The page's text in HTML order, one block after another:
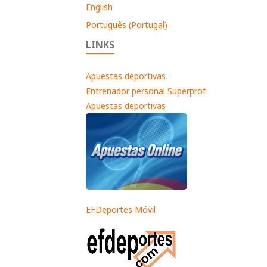
English
Português (Portugal)
LINKS
Apuestas deportivas
Entrenador personal Superprof
Apuestas deportivas
EFDeportes Móvil